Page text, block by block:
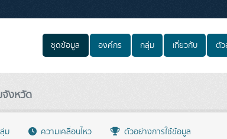
ชุดข้อมูล องค์กร กลุ่ม เกี่ยวกับ ตัว
งหวัด
ม ความเคลื่อนไหว ตัวอย่างการใช้ข้อมูล